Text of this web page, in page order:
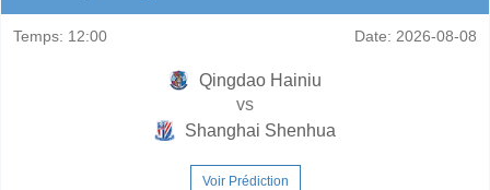
Temps: 12:00 Date: 2026-08-08
Qingdao Hainiu
vs
Shanghai Shenhua
Voir Prédiction